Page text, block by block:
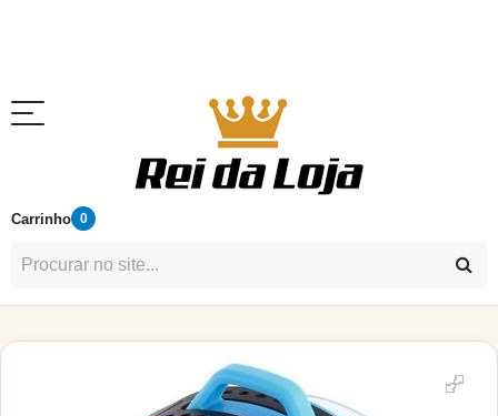
Carrinho 0